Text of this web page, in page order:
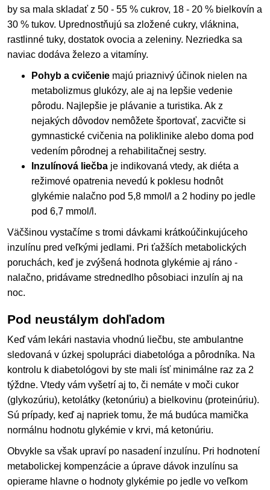
by sa mala skladať z 50 - 55 % cukrov, 18 - 20 % bielkovín a
30 % tukov. Uprednostňujú sa zložené cukry, vláknina,
rastlinné tuky, dostatok ovocia a zeleniny. Nezriedka sa
naviac dodáva železo a vitamíny.
Pohyb a cvičenie majú priaznivý účinok nielen na
metabolizmus glukózy, ale aj na lepšie vedenie
pôrodu. Najlepšie je plávanie a turistika. Ak z
nejakých dôvodov nemôžete športovať, zacvičte si
gymnastické cvičenia na poliklinike alebo doma pod
vedením pôrodnej a rehabilitačnej sestry.
Inzulínová liečba je indikovaná vtedy, ak diéta a
režimové opatrenia nevedú k poklesu hodnôt
glykémie nalačno pod 5,8 mmol/l a 2 hodiny po jedle
pod 6,7 mmol/l.
Väčšinou vystačíme s tromi dávkami krátkoúčinkujúceho
inzulínu pred veľkými jedlami. Pri ťažších metabolických
poruchách, keď je zvýšená hodnota glykémie aj ráno -
nalačno, pridávame strednedlho pôsobiaci inzulín aj na
noc.
Pod neustálym dohľadom
Keď vám lekári nastavia vhodnú liečbu, ste ambulantne
sledovaná v úzkej spolupráci diabetológa a pôrodníka. Na
kontrolu k diabetológovi by ste mali ísť minimálne raz za 2
týždne. Vtedy vám vyšetrí aj to, či nemáte v moči cukor
(glykozúriu), ketolátky (ketonúriu) a bielkovinu (proteinúriu).
Sú prípady, keď aj napriek tomu, že má budúca mamička
normálnu hodnotu glykémie v krvi, má ketonúriu.
Obvykle sa však upraví po nasadení inzulínu. Pri hodnotení
metabolickej kompenzácie a úprave dávok inzulínu sa
opierame hlavne o hodnoty glykémie po jedle vo veľkom